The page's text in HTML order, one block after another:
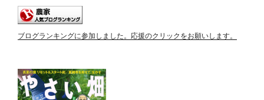
ブログランキングに参加しました。応援のクリックをお願いします。